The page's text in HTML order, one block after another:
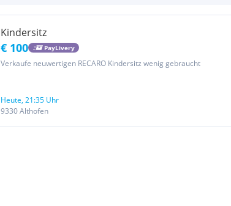
Kindersitz
€ 100 PayLivery
Verkaufe neuwertigen RECARO Kindersitz wenig gebraucht
Heute, 21:35 Uhr
9330 Althofen